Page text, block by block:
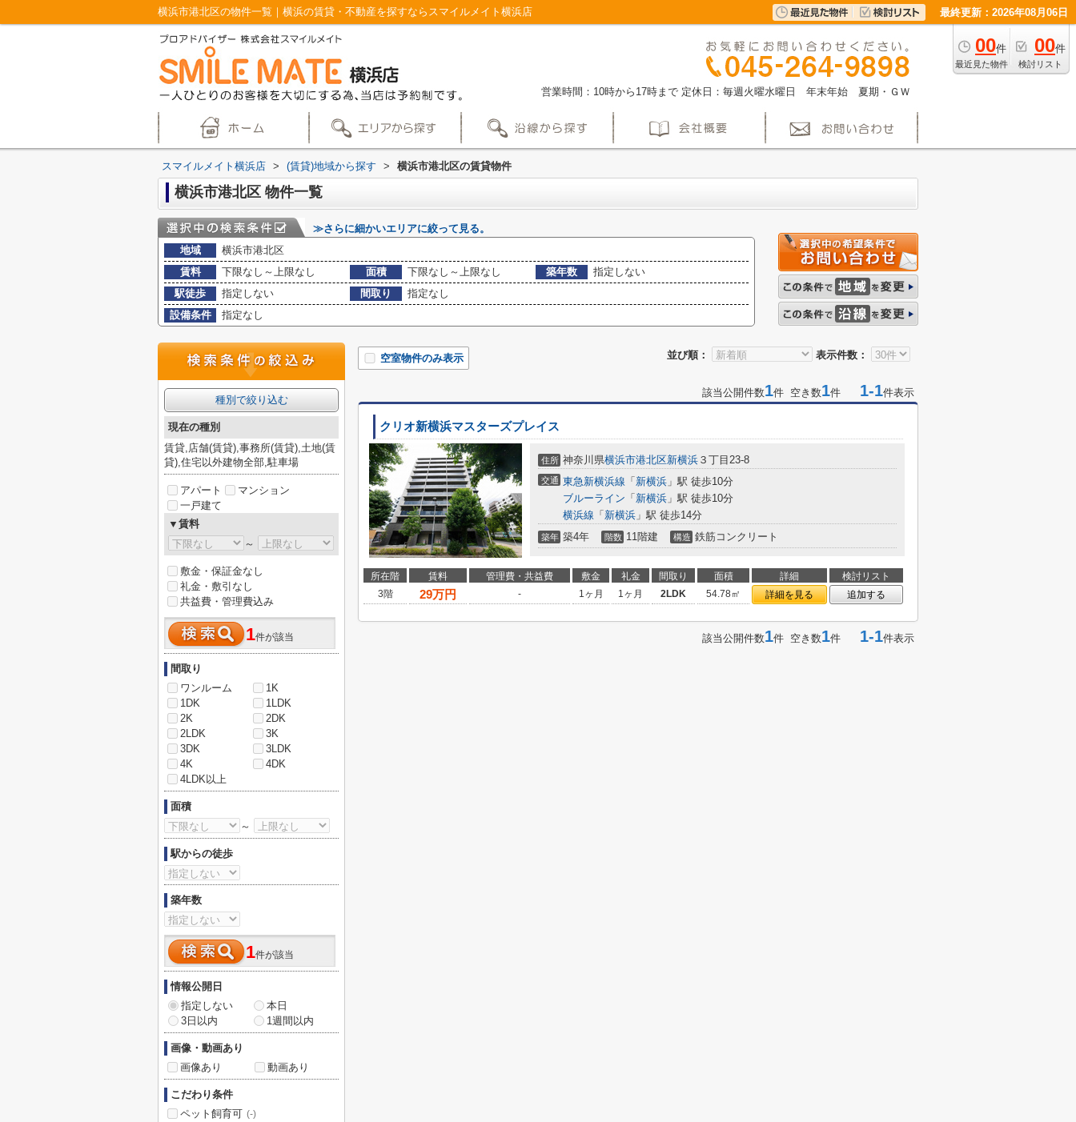
横浜市港北区の物件一覧｜横浜の賃貸・不動産を探すならスマイルメイト横浜店 最終更新：2026年08月06日
00件
最近見た物件
00件
検討リスト
営業時間：10時から17時まで 定休日：毎週火曜水曜日 年末年始 夏期・ＧＷ
スマイルメイト横浜店 > (賃貸)地域から探す > 横浜市港北区の賃貸物件
横浜市港北区 物件一覧
≫さらに細かいエリアに絞って見る。
地域
横浜市港北区
賃料
下限なし～上限なし 面積 下限なし～上限なし 築年数
指定しない
駅徒歩
指定しない 間取り
指定なし
設備条件
指定なし
並び順： 表示件数：
空室物件のみ表示
該当公開件数1件 空き数1件 1-1件表示
クリオ新横浜マスターズプレイス
住所 神奈川県横浜市港北区新横浜 ３丁目23-8
交通 東急新横浜線 「 新横浜 」駅 徒歩10分
ブルーライン 「 新横浜 」駅 徒歩10分
横浜線 「 新横浜 」駅 徒歩14分
築年 築4年 階数 11階建 構造 鉄筋コンクリート
所在階 賃料 管理費・共益費 敷金 礼金 間取り 面積 詳細
検討リスト
3階
29万円 - 1ヶ月 1ヶ月 2LDK 54.78㎡ 詳細を見る 追加する
該当公開件数1件 空き数1件 1-1件表示
種別で絞り込む
現在の種別
賃貸,店舗(賃貸),事務所(賃貸),土地(賃
貸),住宅以外建物全部,駐車場
アパート
マンション
一戸建て
▼賃料
～
敷金・保証金なし
礼金・敷引なし
共益費・管理費込み
1件が該当
間取り
ワンルーム
1K
1DK
1LDK
2K
2DK
2LDK
3K
3DK
3LDK
4K
4DK
4LDK以上
面積
～
駅からの徒歩
築年数
1件が該当
情報公開日
指定しない
本日
3日以内
1週間以内
画像・動画あり
画像あり
動画あり
こだわり条件
ペット飼育可 (-)